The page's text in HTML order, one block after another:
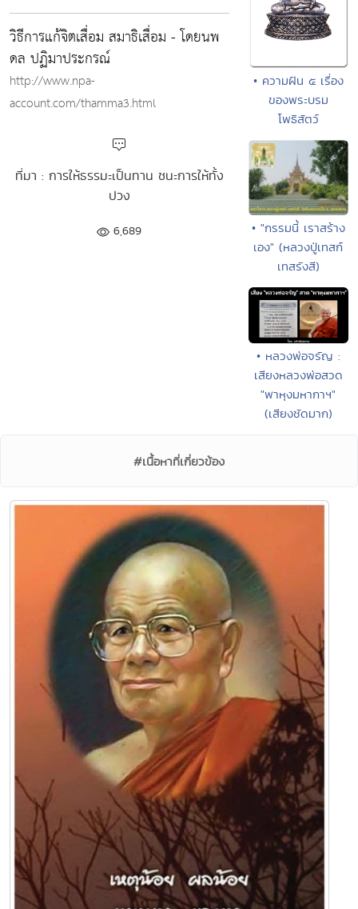
วิธีการแก้จิตเสื่อม สมาธิเสื่อม - โดยนพ
ดล ปฏิมาประกรณ์
http://www.npa-
account.com/thamma3.html
ที่มา : การให้ธรรมะเป็นทาน ชนะการให้ทั้ง
ปวง
6,689
• ความฝัน ๕ เรื่อง
ของพระบรม
โพธิสัตว์
• "กรรมนี้ เราสร้าง
เอง" (หลวงปู่เทสก์
เทสรังสี)
• หลวงพ่อจรัญ :
เสียงหลวงพ่อสวด
"พาหุงมหากาฯ"
(เสียงชัดมาก)
#เนื้อหาที่เกี่ยวข้อง